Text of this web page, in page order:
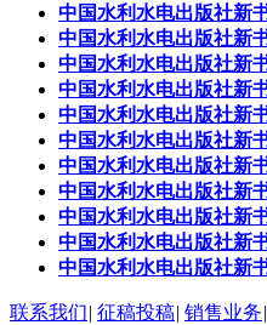
中国水利水电出版社新
中国水利水电出版社新
中国水利水电出版社新
中国水利水电出版社新
中国水利水电出版社新
中国水利水电出版社新
中国水利水电出版社新
中国水利水电出版社新
中国水利水电出版社新
中国水利水电出版社新
中国水利水电出版社新
联系我们| 征稿投稿| 销售业务|